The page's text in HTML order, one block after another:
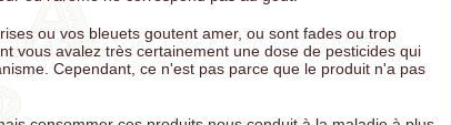
ou vos bleuets goutent amer, ou sont fades ou trop
vous avalez très certainement une dose de pesticides qui
Cependant, ce n'est pas parce que le produit n'a pas